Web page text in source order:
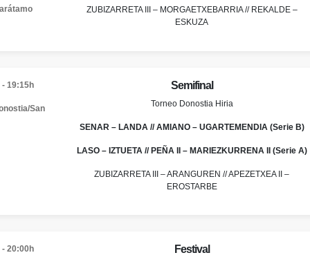
ZUBIZARRETA III – MORGAETXEBARRIA // REKALDE –
ESKUZA
- 19:15h
San
Semifinal
Torneo Donostia Hiria
SENAR – LANDA // AMIANO – UGARTEMENDIA (Serie B)
LASO – IZTUETA // PEÑA II – MARIEZKURRENA II (Serie A)
ZUBIZARRETA III – ARANGUREN // APEZETXEA II –
EROSTARBE
- 20:00h Festival